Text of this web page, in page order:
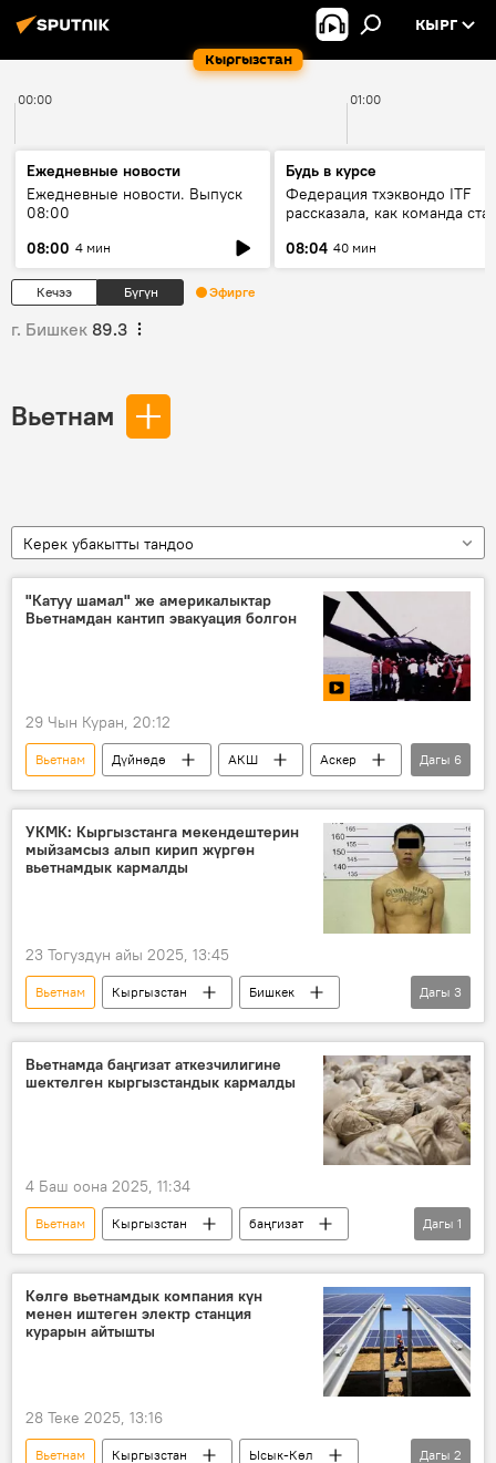
Кыргызстан
КЫРГ
00:00 01:00
Ежедневные новости
Ежедневные новости. Выпуск
08:00
08:00 4 мин
Будь в курсе
Федерация тхэквондо ITF
рассказала, как команда
08:04 40 мин
Кечээ Бүгүн Эфирге
г. Бишкек 89.3
Вьетнам
Керек убакытты тандоо
"Катуу шамал" же америкалыктар
Вьетнамдан кантип эвакуация болгон
29 Чын Куран, 20:12
Вьетнам Дүйнөдө АКШ
Аскер
тик учак
армия
жеңилүү
атуу
жарандык Видео
Дагы 6
УКМК: Кыргызстанга мекендештерин
мыйзамсыз алып кирип жүргөн
вьетнамдык кармалды
23 Тогуздун айы 2025, 13:45
Вьетнам Кыргызстан
Бишкек
мыйзамсыз миграция
УКМК
Дагы 3
Вьетнамда баңгизат аткезчилигине
шектелген кыргызстандык кармалды
4 Баш оона 2025, 11:34
Вьетнам Кыргызстан
баңгизат
аткезчилик
Дагы 1
Көлгө вьетнамдык компания күн
менен иштеген электр станция
курарын айтышты
28 Теке 2025, 13:16
Вьетнам Кыргызстан
Ысык-Көл
Дагы 2